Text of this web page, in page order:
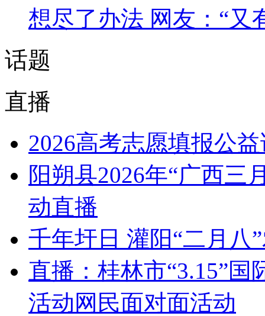
想尽了办法 网友：“又
话题
直播
2026高考志愿填报公
阳朔县2026年“广西三
动直播
千年圩日 灌阳“二月八
直播：桂林市“3.15”
活动网民面对面活动